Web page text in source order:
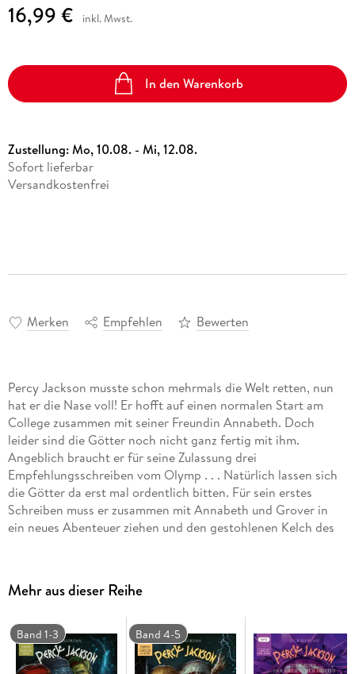
16,99 € inkl. Mwst.
In den Warenkorb
Zustellung:Mo, 10.08. - Mi, 12.08.
Sofort lieferbar
Versandkostenfrei
Merken Empfehlen Bewerten
Percy Jackson musste schon mehrmals die Welt retten, nun
hat er die Nase voll! Er hofft auf einen normalen Start am
College zusammen mit seiner Freundin Annabeth. Doch
leider sind die Götter noch nicht ganz fertig mit ihm.
Angeblich braucht er für seine Zulassung drei
Empfehlungsschreiben vom Olymp . . . Natürlich lassen sich
die Götter da erst mal ordentlich bitten. Für sein erstes
Schreiben muss er zusammen mit Annabeth und Grover in
ein neues Abenteuer ziehen und den gestohlenen Kelch des
Mehr aus dieser Reihe
Band 1-3 Band 4-5